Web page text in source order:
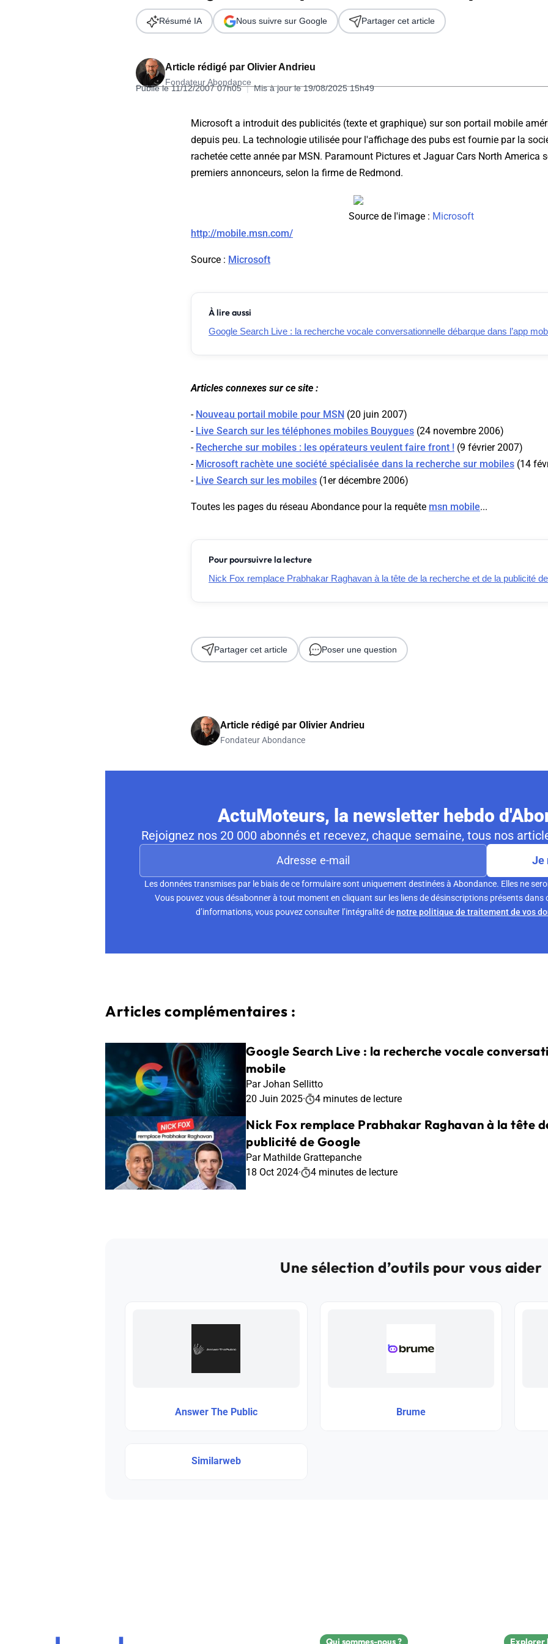
Télécharger l'Ebook
Formation SEO & GEO - Edition 2026
Article rédigé par Olivier Andrieu
Fondateur Abondance
Publié le 11/12/2007 07h05 | Mis à jour le 19/08/2025 15h49
Résumé IA Nous suivre sur Google Partager cet article
Microsoft a introduit des publicités (texte et graphique) sur son portail mobile
depuis peu. La technologie utilisée pour l'affichage des pubs est fournie par la
rachetée cette année par MSN. Paramount Pictures et Jaguar Cars North America
premiers annonceurs, selon la firme de Redmond.
Source de l'image : Microsoft
http://mobile.msn.com/
Source : Microsoft
À lire aussi
Google Search Live : la recherche vocale conversationnelle débarque dans l’app
Articles connexes sur ce site :
- Nouveau portail mobile pour MSN (20 juin 2007)
- Live Search sur les téléphones mobiles Bouygues (24 novembre 2006)
- Recherche sur mobiles : les opérateurs veulent faire front ! (9 février 2007)
- Microsoft rachète une société spécialisée dans la recherche sur mobiles (14
- Live Search sur les mobiles (1er décembre 2006)
Toutes les pages du réseau Abondance pour la requête msn mobile...
Pour poursuivre la lecture
Nick Fox remplace Prabhakar Raghavan à la tête de la recherche et de la publicité
Partager cet article Poser une question
Article rédigé par Olivier Andrieu
Fondateur Abondance
ActuMoteurs, la newsletter hebdo
Rejoignez nos 20 000 abonnés et recevez, chaque semaine, tous nos
Je
Les données transmises par le biais de ce formulaire sont uniquement destinées à Abondance. Elles ne
Vous pouvez vous désabonner à tout moment en cliquant sur les liens de désinscriptions présents dans
d’informations, vous pouvez consulter l’intégralité denotre politique de traitement de vos
Articles complémentaires :
Google Search Live : la recherche vocale
mobile
Par Johan Sellitto
20 Juin 2025· 4 minutes de lecture
Nick Fox remplace Prabhakar Raghavan à la tête
publicité de Google
Par Mathilde Grattepanche
18 Oct 2024· 4 minutes de lecture
Une sélection d’outils pour vous aider
Answer The Public Brume
Similarweb
Qui sommes-nous ? Explorer